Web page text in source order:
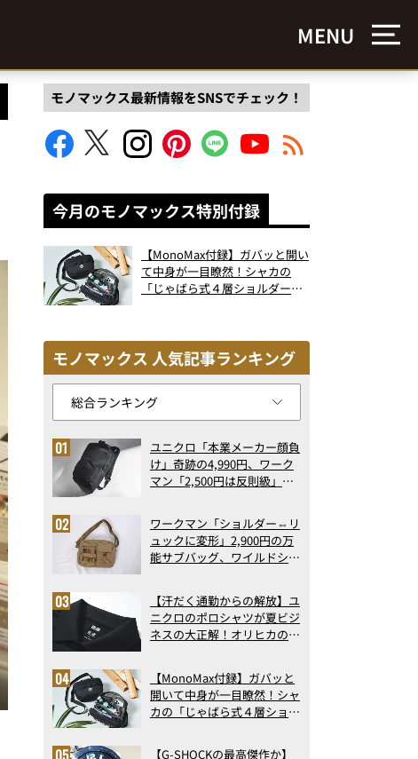
MENU
モノマックス最新情報をSNSでチェック！
今月のモノマックス特別付録
【MonoMax付録】ガバッと開い
て中身が一目瞭然！シャカの
「じゃばら式４層ショルダーバ
モノマックス 人気記事ランキング
ユニクロ「本業メーカー顔負
け」奇跡の4,990円、ワーク
マン「2,500円は反則級」凄
ト3】（2026年6月版）
ワークマン「ショルダー⇔リ
ュックに変形」2,900円の万
能サブバッグ、ワイルドシン
記事ランキングベスト3】
（2026年6月版）
【汗だく通勤からの解放】ユ
ニクロのポロシャツが夏ビジ
ネスの大正解！オリヒカの透
アの実力
【MonoMax付録】ガバッと
開いて中身が一目瞭然！シャ
カの「じゃばら式４層ショル
【G-SHOCKの最高傑作か】